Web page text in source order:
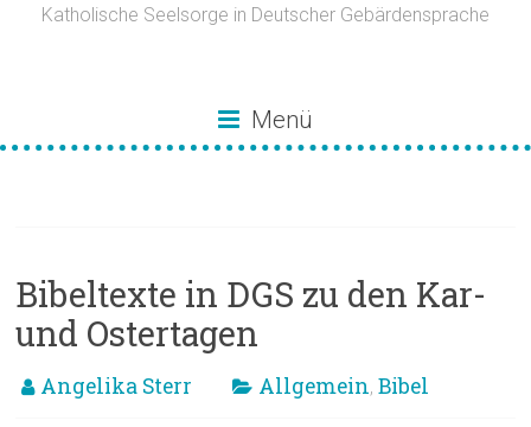
Katholische Seelsorge in Deutscher Gebärdensprache
Menü
Bibeltexte in DGS zu den Kar-
und Ostertagen
Angelika Sterr Allgemein,Bibel